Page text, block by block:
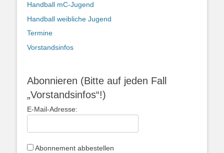
Handball mC-Jugend
Handball weibliche Jugend
Termine
Vorstandsinfos
Abonnieren (Bitte auf jeden Fall
„Vorstandsinfos“!)
E-Mail-Adresse:
Abonnement abbestellen